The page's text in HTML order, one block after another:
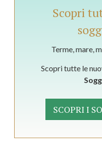
Scopri
Terme, mare,
Scopri tutte le
SCOPRI I